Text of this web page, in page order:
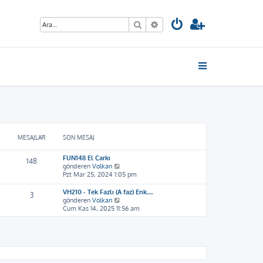
Ara Gelişmiş arama
MESAJLAR SON MESAJ
148
FUN148 El Çarkı
gönderen Volkan
o
n
m
s
a
ö
Pzt Mar 25, 2024 1:05 pm
3
VH210 - Tek Fazlı (A faz) Enk…
gönderen Volkan
o
n
a
Cum Kas 14, 2025 11:56 am